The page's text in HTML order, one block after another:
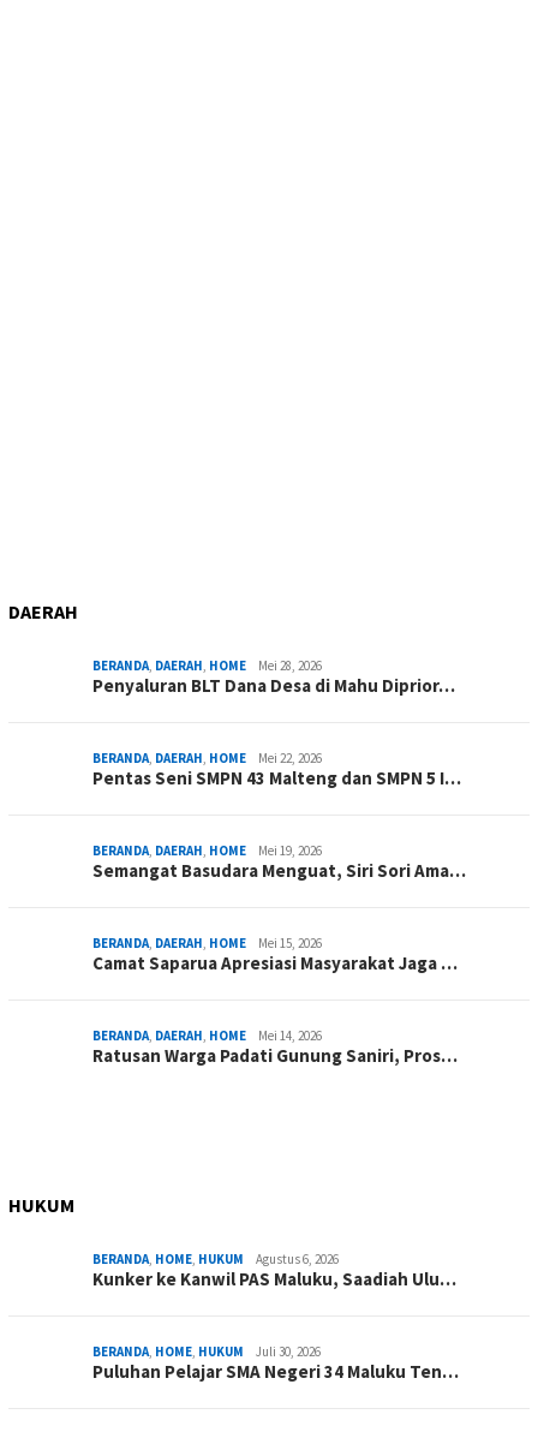
DAERAH
BERANDA, DAERAH, HOME Mei 28, 2026
Penyaluran BLT Dana Desa di Mahu Diprior…
BERANDA, DAERAH, HOME Mei 22, 2026
Pentas Seni SMPN 43 Malteng dan SMPN 5 I…
BERANDA, DAERAH, HOME Mei 19, 2026
Semangat Basudara Menguat, Siri Sori Ama…
BERANDA, DAERAH, HOME Mei 15, 2026
Camat Saparua Apresiasi Masyarakat Jaga …
BERANDA, DAERAH, HOME Mei 14, 2026
Ratusan Warga Padati Gunung Saniri, Pros…
HUKUM
BERANDA, HOME, HUKUM Agustus 6, 2026
Kunker ke Kanwil PAS Maluku, Saadiah Ulu…
BERANDA, HOME, HUKUM Juli 30, 2026
Puluhan Pelajar SMA Negeri 34 Maluku Ten…